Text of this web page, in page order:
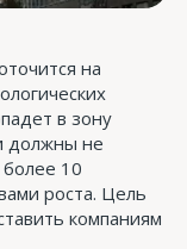
на
в зону
должны не
10
роста. Цель
компаниям